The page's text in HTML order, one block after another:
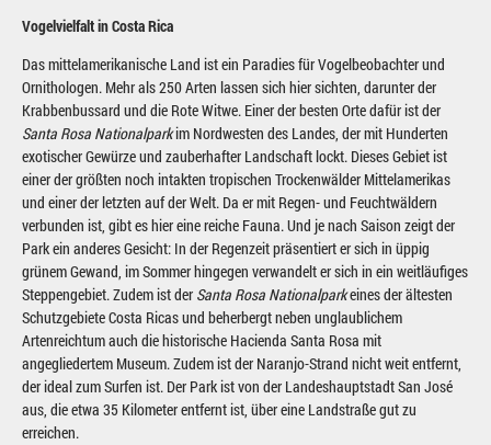
Vogelvielfalt in Costa Rica
Das mittelamerikanische Land ist ein Paradies für Vogelbeobachter und
Ornithologen. Mehr als 250 Arten lassen sich hier sichten, darunter der
Krabbenbussard und die Rote Witwe. Einer der besten Orte dafür ist der
Santa Rosa Nationalparkim Nordwesten des Landes, der mit Hunderten
exotischer Gewürze und zauberhafter Landschaft lockt. Dieses Gebiet ist
einer der größten noch intakten tropischen Trockenwälder Mittelamerikas
und einer der letzten auf der Welt. Da er mit Regen- und Feuchtwäldern
verbunden ist, gibt es hier eine reiche Fauna. Und je nach Saison zeigt der
Park ein anderes Gesicht: In der Regenzeit präsentiert er sich in üppig
grünem Gewand, im Sommer hingegen verwandelt er sich in ein weitläufiges
Steppengebiet. Zudem ist der Santa Rosa Nationalparkeines der ältesten
Schutzgebiete Costa Ricas und beherbergt neben unglaublichem
Artenreichtum auch die historische Hacienda Santa Rosa mit
angegliedertem Museum. Zudem ist der Naranjo-Strand nicht weit entfernt,
der ideal zum Surfen ist. Der Park ist von der Landeshauptstadt San José
aus, die etwa 35 Kilometer entfernt ist, über eine Landstraße gut zu
erreichen.